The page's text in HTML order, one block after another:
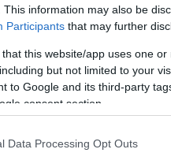
This information may also be
Participants that may further
that this website/app uses one
but not limited to your
to Google and its third-party
consent section.
Data Processing Opt Outs
#F1 #CanadianGP